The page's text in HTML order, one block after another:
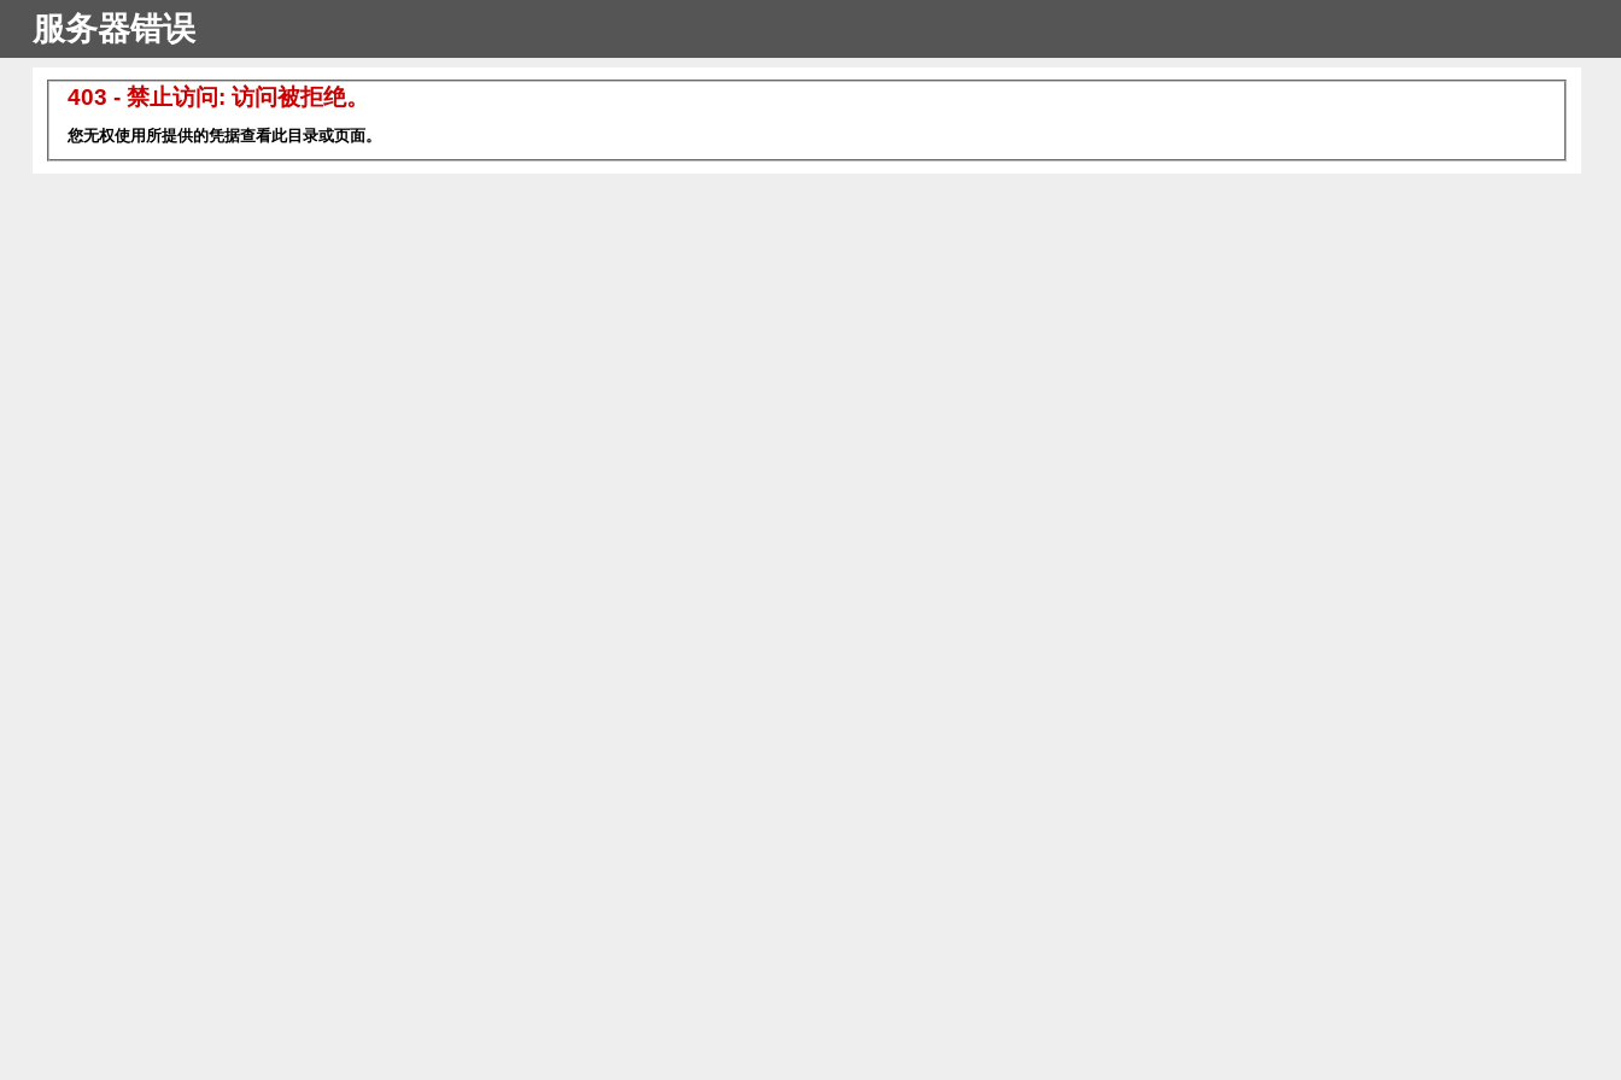
服务器错误
403 - 禁止访问: 访问被拒绝。
您无权使用所提供的凭据查看此目录或页面。